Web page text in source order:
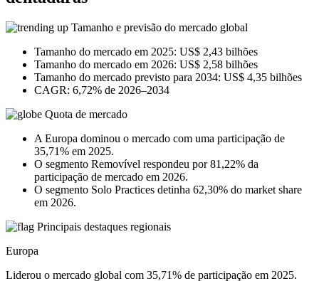
Tamanho e previsão do mercado global
Tamanho do mercado em 2025: US$ 2,43 bilhões
Tamanho do mercado em 2026: US$ 2,58 bilhões
Tamanho do mercado previsto para 2034: US$ 4,35 bilhões
CAGR: 6,72% de 2026–2034
Quota de mercado
A Europa dominou o mercado com uma participação de
35,71% em 2025.
O segmento Removível respondeu por 81,22% da
participação de mercado em 2026.
O segmento Solo Practices detinha 62,30% do market share
em 2026.
Principais destaques regionais
Europa
Liderou o mercado global com 35,71% de participação em 2025.